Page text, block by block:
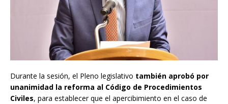
Durante la sesión, el Pleno legislativo también aprobó por
unanimidad la reforma al Código de Procedimientos
Civiles, para establecer que el apercibimiento en el caso de